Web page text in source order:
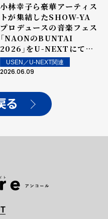
小林幸子ら豪華アーティス
トが集結したSHOW-YA
プロデュースの音楽フェス
「NAONのBUNTAI
2026」をU-NEXTにて独
占ライブ配信！
USEN／U-NEXT関連
2026.06.09
る